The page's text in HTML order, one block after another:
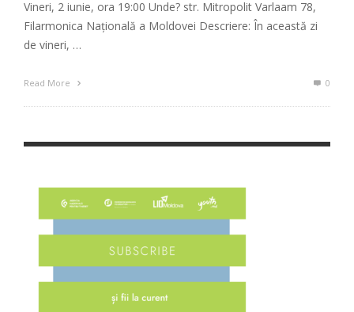
Vineri, 2 iunie, ora 19:00 Unde? str. Mitropolit Varlaam 78,
Filarmonica Națională a Moldovei Descriere: În această zi
de vineri, …
Read More 0